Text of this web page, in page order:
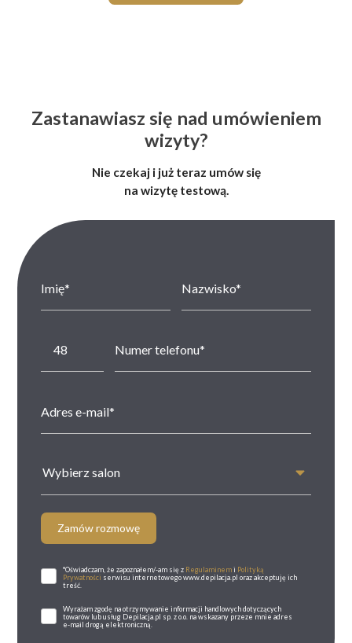
Zastanawiasz się nad umówieniem
wizyty?
Nie czekaj i już teraz umów się
na wizytę testową.
Wybierz salon
Zamów rozmowę
*Oświadczam, że zapoznałem/-am się z Regulaminemi Polityką
Prywatności serwisu internetowego www.depilacja.pl oraz akceptuję ich
treść.
Wyrażam zgodę na otrzymywanie informacji handlowych dotyczących
towarów lub usług Depilacja.pl sp. z o.o. na wskazany przeze mnie adres
e-mail drogą elektroniczną.